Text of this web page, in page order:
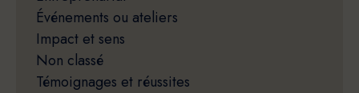
Événements ou ateliers
Impact et sens
Non classé
Témoignages et réussites